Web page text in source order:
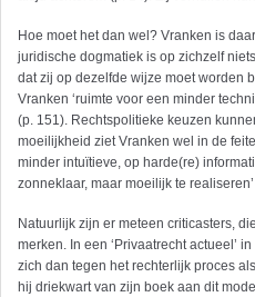
Hoe moet het dan wel? Vranken is
juridische dogmatiek is op zichzelf
dat zij op dezelfde wijze moet worden
Vranken ‘ruimte voor een minder
(p. 151). Rechtspolitieke keuzen
moeilijkheid ziet Vranken wel in de
minder intuïtieve, op harde(re)
zonneklaar, maar moeilijk te
Natuurlijk zijn er meteen criticasters,
merken. In een ‘Privaatrecht actueel’ in
zich dan tegen het rechterlijk proces
hij driekwart van zijn boek aan dit